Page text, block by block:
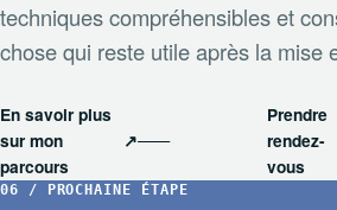
techniques compréhensibles et
chose qui reste utile après la mise
En savoir plus
sur mon
parcours
↗
Prendre
rendez-
vous
06 / PROCHAINE ÉTAPE